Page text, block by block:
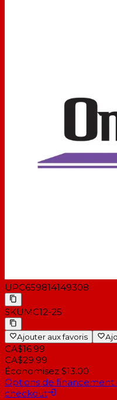
UPC659814149308
SKUMC12-25
Ajouter aux favoris
CA$16.99
CA$29.99
Économisez $13.00
Options de financement
checkout